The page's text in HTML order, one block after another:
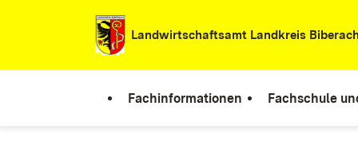
Zum Inhalt springen
Landwirtschaftsamt Landkreis Biberach
Fachinformationen Fachschule